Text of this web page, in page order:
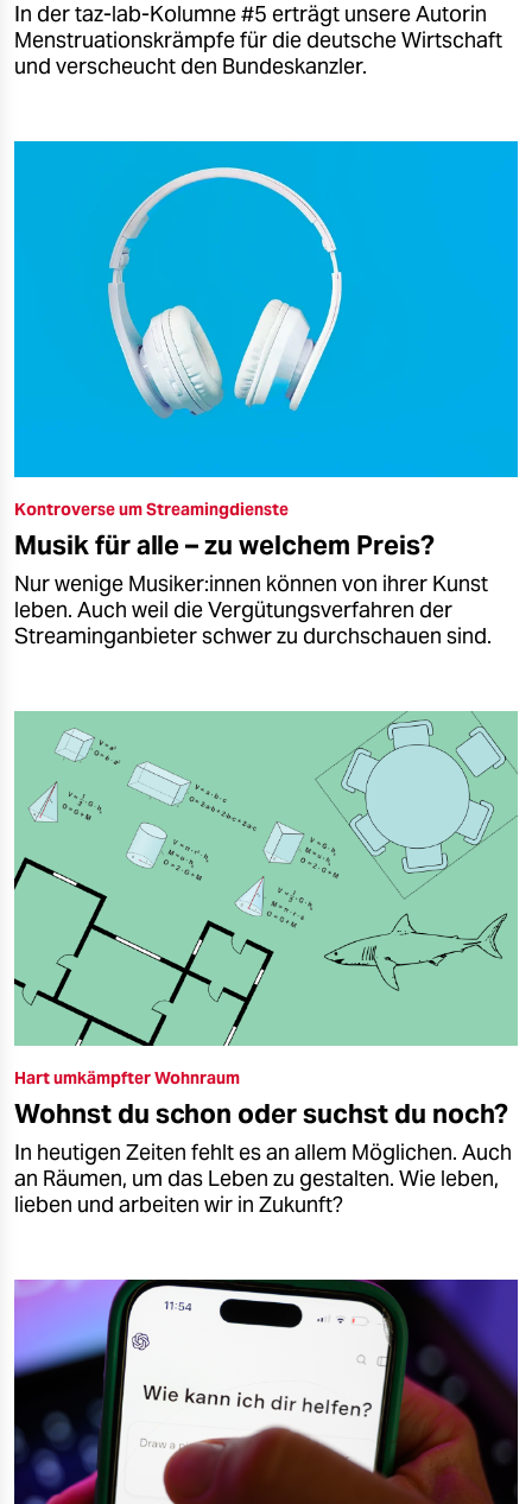
In der taz-lab-Kolumne #5 erträgt unsere Autorin
Menstruationskrämpfe für die deutsche Wirtschaft
und verscheucht den Bundeskanzler.
Kontroverse um Streamingdienste
Musik für alle – zu welchem Preis?
Nur wenige Mu­si­ke­r:in­nen können von ihrer Kunst
leben. Auch weil die Vergütungs­verfahren der
Streaminganbieter schwer zu durchschauen sind.
Hart umkämpfter Wohnraum
Wohnst du schon oder suchst du noch?
In heutigen Zeiten fehlt es an allem Möglichen. Auch
an Räumen, um das Leben zu gestalten. Wie leben,
lieben und arbeiten wir in Zukunft?